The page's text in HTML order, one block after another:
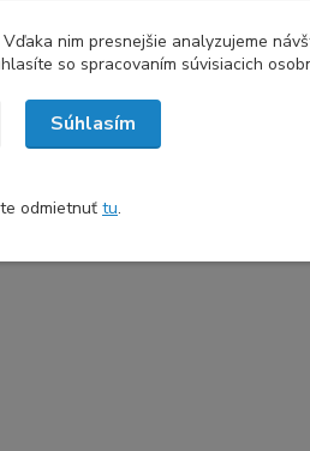
nim presnejšie analyzujeme
so spracovaním súvisiacich
Súhlasím
odmietnuť tu.